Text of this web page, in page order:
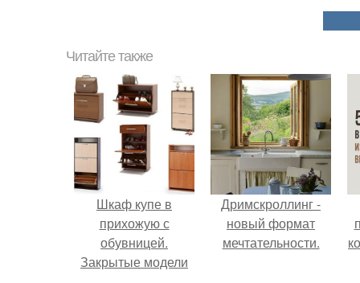
Читайте также
Шкаф купе в
прихожую с
обувницей.
Закрытые модели
Дримскроллинг -
новый формат
мечтательности.